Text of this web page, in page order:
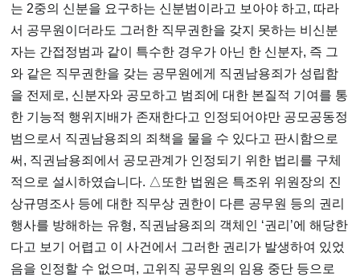
는 2중의 신분을 요구하는 신분범이라고 보아야 하고, 따라
서 공무원이더라도 그러한 직무권한을 갖지 못하는 비신분
자는 간접정범과 같이 특수한 경우가 아닌 한 신분자, 즉 그
와 같은 직무권한을 갖는 공무원에게 직권남용죄가 성립함
을 전제로, 신분자와 공모하고 범죄에 대한 본질적 기여를 통
한 기능적 행위지배가 존재한다고 인정되어야만 공모공동정
범으로서 직권남용죄의 죄책을 물을 수 있다고 판시함으로
써, 직권남용죄에서 공모관계가 인정되기 위한 법리를 구체
적으로 설시하였습니다. △또한 법원은 특조위 위원장의 진
상규명조사 등에 대한 직무상 권한이 다른 공무원 등의 권리
행사를 방해하는 유형, 직권남용죄의 객체인 ‘권리’에 해당한
다고 보기 어렵고 이 사건에서 그러한 권리가 발생하여 있었
음을 인정할 수 없으며, 고위직 공무원의 임용 중단 등으로